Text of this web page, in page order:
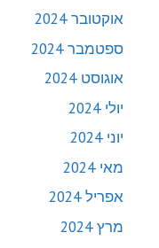
אוקטובר 2024
ספטמבר 2024
אוגוסט 2024
יולי 2024
יוני 2024
מאי 2024
אפריל 2024
מרץ 2024